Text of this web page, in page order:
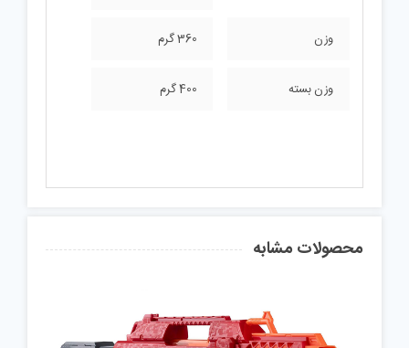
وزن 360 گرم
وزن بسته 400 گرم
محصولات مشابه